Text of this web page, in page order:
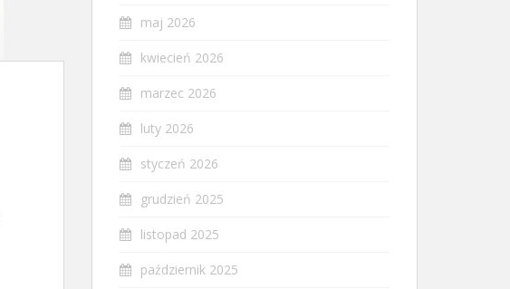
maj 2026
kwiecień 2026
marzec 2026
luty 2026
styczeń 2026
grudzień 2025
listopad 2025
październik 2025